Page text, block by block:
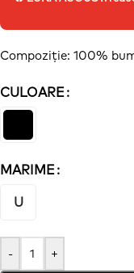
Compoziție: 100%
CULOARE
MARIME
U
- +